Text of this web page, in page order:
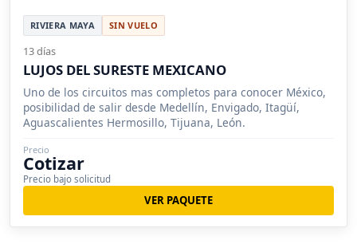
RIVIERA MAYA SIN VUELO
13 días
LUJOS DEL SURESTE MEXICANO
Uno de los circuitos mas completos para conocer México,
posibilidad de salir desde Medellín, Envigado, Itagüí,
Aguascalientes Hermosillo, Tijuana, León.
Precio
Cotizar
Precio bajo solicitud
VER PAQUETE